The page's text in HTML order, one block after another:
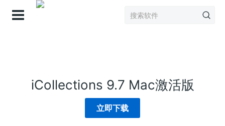
iCollections 9.7 Mac激活版
立即下载